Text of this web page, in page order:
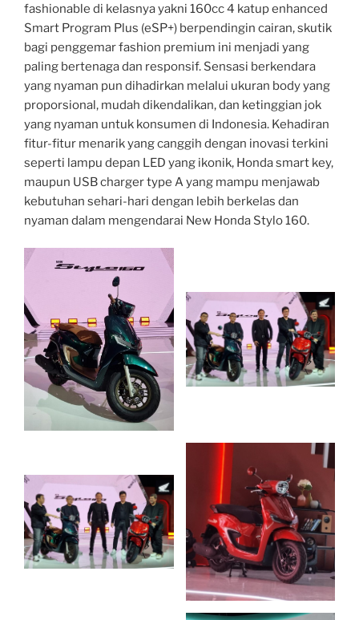
fashionable di kelasnya yakni 160cc 4 katup enhanced
Smart Program Plus (eSP+) berpendingin cairan, skutik
bagi penggemar fashion premium ini menjadi yang
paling bertenaga dan responsif. Sensasi berkendara
yang nyaman pun dihadirkan melalui ukuran body yang
proporsional, mudah dikendalikan, dan ketinggian jok
yang nyaman untuk konsumen di Indonesia. Kehadiran
fitur-fitur menarik yang canggih dengan inovasi terkini
seperti lampu depan LED yang ikonik, Honda smart key,
maupun USB charger type A yang mampu menjawab
kebutuhan sehari-hari dengan lebih berkelas dan
nyaman dalam mengendarai New Honda Stylo 160.